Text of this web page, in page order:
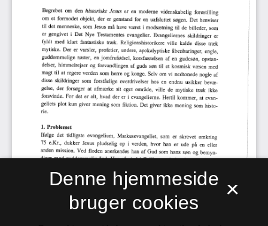
×
Denne hjemmeside
bruger cookies